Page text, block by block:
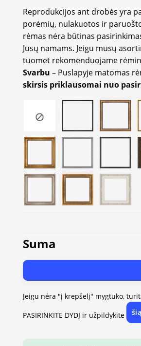
Reprodukcijos ant drobės yra
porėmių, nulakuotos ir
rėmas nėra būtinas
Jūsų namams. Jeigu mūsų
tuomet rekomenduojame
Svarbu – Puslapyje matomas
skirsis priklausomai nuo
Suma
Jeigu nėra "į krepšelį" mygtuko,
PASIRINKITE DYDĮ ir užpildykite